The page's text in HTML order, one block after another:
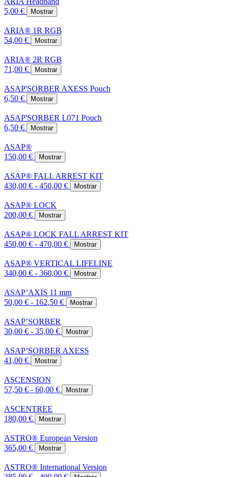
5,00 €
Mostrar
ARIA® 1R RGB
54,00 €
Mostrar
ARIA® 2R RGB
71,00 €
Mostrar
ASAP'SORBER AXESS Pouch
6,50 €
Mostrar
ASAP'SORBER L071 Pouch
6,50 €
Mostrar
ASAP®
150,00 €
Mostrar
ASAP® FALL ARREST KIT
430,00 € - 450,00 €
Mostrar
ASAP® LOCK
200,00 €
Mostrar
ASAP® LOCK FALL ARREST KIT
450,00 € - 470,00 €
Mostrar
ASAP® VERTICAL LIFELINE
340,00 € - 360,00 €
Mostrar
ASAP’AXIS 11 mm
50,00 € - 162,50 €
Mostrar
ASAP’SORBER
30,00 € - 35,00 €
Mostrar
ASAP’SORBER AXESS
41,00 €
Mostrar
ASCENSION
57,50 € - 60,00 €
Mostrar
ASCENTREE
180,00 €
Mostrar
ASTRO® European Version
365,00 €
Mostrar
ASTRO® International Version